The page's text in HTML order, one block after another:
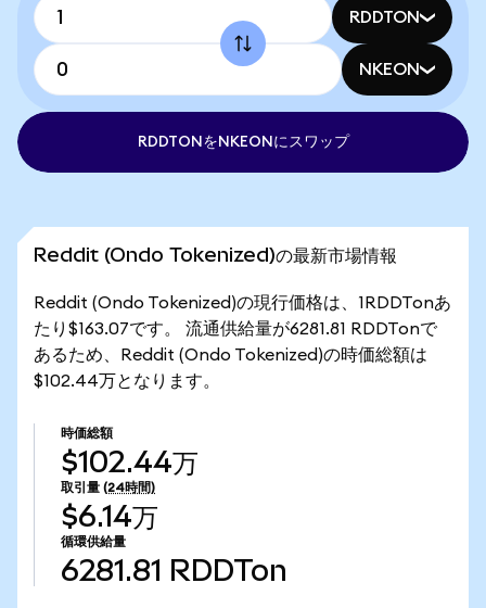
RDDTON
NKEON
RDDTONをNKEONにスワップ
Reddit (Ondo Tokenized)の最新市場情報
Reddit (Ondo Tokenized)の現行価格は、1RDDTonあ
たり$163.07です。 流通供給量が6281.81 RDDTonで
あるため、Reddit (Ondo Tokenized)の時価総額は
$102.44万となります。
時価総額
$102.44万
取引量 (24時間)
$6.14万
循環供給量
6281.81 RDDTon